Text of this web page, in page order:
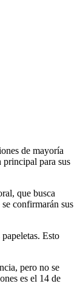
de mayoría
principal para sus
que busca
confirmarán sus
Esto
pero no se
es el 14 de